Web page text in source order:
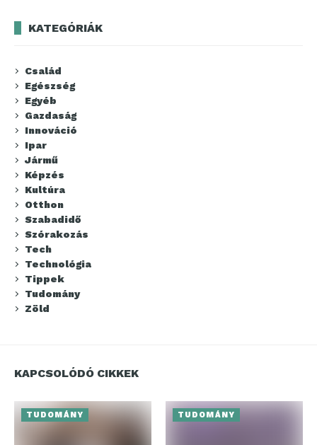
KATEGÓRIÁK
Család
Egészség
Egyéb
Gazdaság
Innováció
Ipar
Jármű
Képzés
Kultúra
Otthon
Szabadidő
Szórakozás
Tech
Technológia
Tippek
Tudomány
Zöld
KAPCSOLÓDÓ CIKKEK
TUDOMÁNY TUDOMÁNY